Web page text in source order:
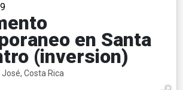
en Santa
(inversion)
Costa Rica